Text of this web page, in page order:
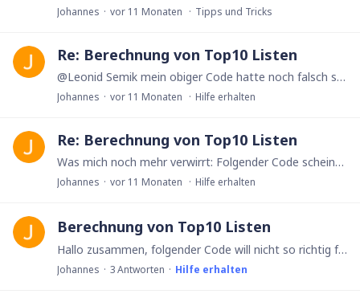
Johannes vor 11 Monaten Tipps und Tricks
Re: Berechnung von Top10 Listen
@Leonid Semik mein obiger Code hatte noch falsch sortiert (musste ich eben feststellen), ansonsten aber funktioniert... Ich hatte heute Mittag Windows Edge und Windows Chrome ausprobiert,…
Johannes vor 11 Monaten Hilfe erhalten
Re: Berechnung von Top10 Listen
Was mich noch mehr verwirrt: Folgender Code scheint zu funktionieren... let my := this; let myKontakte := ((select Kontakte where cnt(Kostenteile[Event = my and Anteilswert < 0]) > 0) order by…
Johannes vor 11 Monaten Hilfe erhalten
Berechnung von Top10 Listen
Hallo zusammen, folgender Code will nicht so richtig funktionieren. (siehe unten) Was soll er machen? Ich bin in einem Event und hier gab es Einnahmen und Ausgaben.…
Johannes 3Antworten Hilfe erhalten